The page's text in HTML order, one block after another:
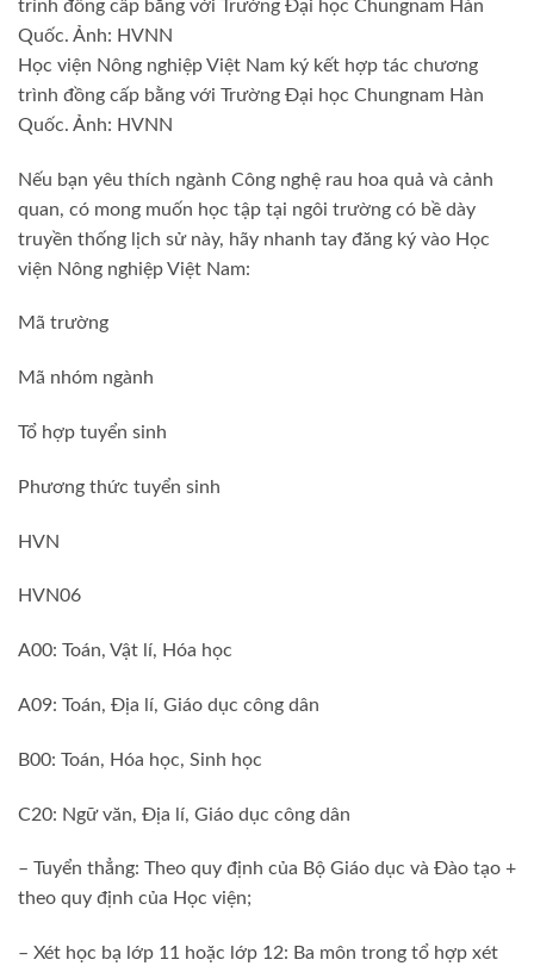
trình đồng cấp bằng với Trường Đại học Chungnam Hàn
Quốc. Ảnh: HVNN
Học viện Nông nghiệp Việt Nam ký kết hợp tác chương
trình đồng cấp bằng với Trường Đại học Chungnam Hàn
Quốc. Ảnh: HVNN
Nếu bạn yêu thích ngành Công nghệ rau hoa quả và cảnh
quan, có mong muốn học tập tại ngôi trường có bề dày
truyền thống lịch sử này, hãy nhanh tay đăng ký vào Học
viện Nông nghiệp Việt Nam:
Mã trường
Mã nhóm ngành
Tổ hợp tuyển sinh
Phương thức tuyển sinh
HVN
HVN06
A00: Toán, Vật lí, Hóa học
A09: Toán, Địa lí, Giáo dục công dân
B00: Toán, Hóa học, Sinh học
C20: Ngữ văn, Địa lí, Giáo dục công dân
– Tuyển thẳng: Theo quy định của Bộ Giáo dục và Đào tạo +
theo quy định của Học viện;
– Xét học bạ lớp 11 hoặc lớp 12: Ba môn trong tổ hợp xét